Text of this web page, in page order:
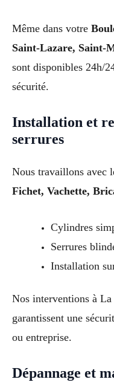
Même dans votre
Saint-Lazare, Saint-
sont disponibles 24h/
sécurité.
Installation et
serrures
Nous travaillons avec
Fichet, Vachette,
Cylindres
Serrures
Installation
Nos interventions à
garantissent une
ou entreprise.
Dépannage et